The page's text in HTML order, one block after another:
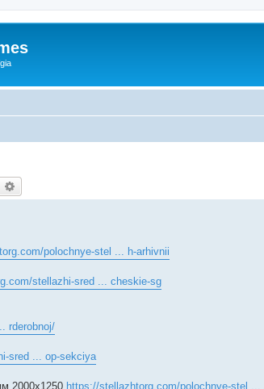
Search
polochnye-stel ... h-arhivnii
stellazhi-sred ... cheskie-sg
rderobnoj/
sred ... op-sekciya
2000x1250 https://stellazhtorg.com/polochnye-stel ...